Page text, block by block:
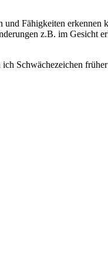
und Fähigkeiten
z.B. im Gesicht
Schwächezeichen